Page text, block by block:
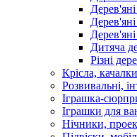
Дитяча
Різні
Крісла,
Розвивальні,
Іграшка-
Іграшки для
Нічники,